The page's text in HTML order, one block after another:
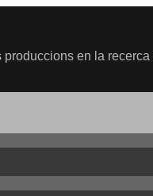
en la